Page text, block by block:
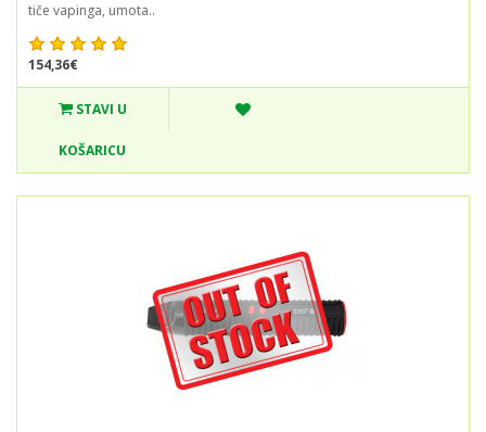
tiče vapinga, umota..
154,36€
STAVI U
KOŠARICU